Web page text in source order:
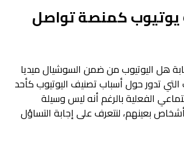
يوتيوب كمنصة تواصل
هل اليوتيوب من ضمن السوشيال ميديا
تدور حول أسباب تصنيف اليوتيوب كأحد
الفعلية بالرغم أنه ليس وسيلة
بعينهم، لنتعرف على إجابة التساؤل